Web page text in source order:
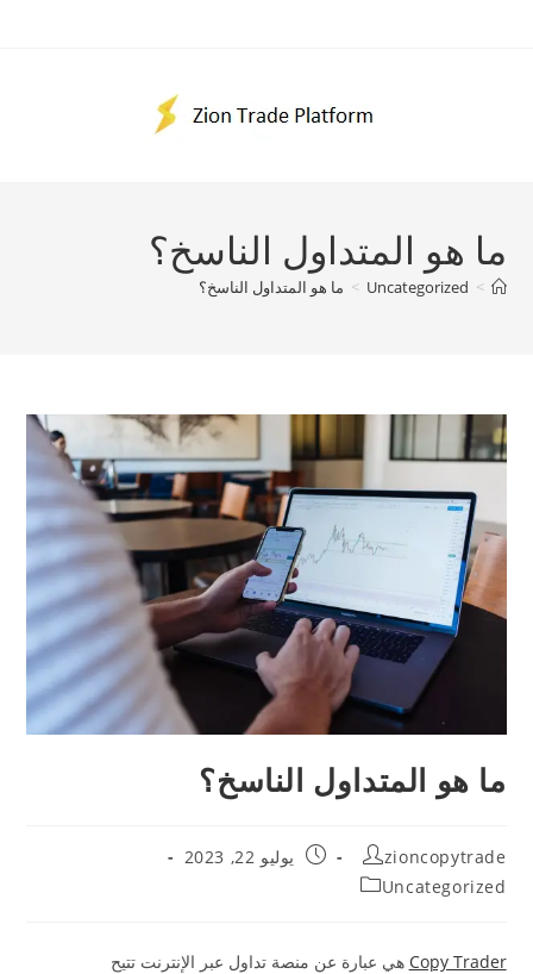
ما هو المتداول الناسخ؟
>
Uncategorized
> ما هو المتداول الناسخ؟
ما هو المتداول الناسخ؟
Post
author:
zioncopytrade
Postيوليو 22, 2023
Post
Uncategorized
Copy Trader هي عبارة عن منصة تداول عبر الإنترنت تتيح